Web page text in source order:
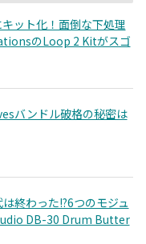
ット化！面倒な下処理
のLoop 2 Kitがスゴ
バンドル破格の秘密は
終わった!?6つのモジュ
DB-30 Drum Butter